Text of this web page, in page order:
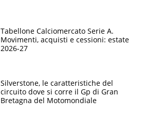
Tabellone Calciomercato Serie A.
Movimenti, acquisti e cessioni: estate
2026-27
Silverstone, le caratteristiche del
circuito dove si corre il Gp di Gran
Bretagna del Motomondiale